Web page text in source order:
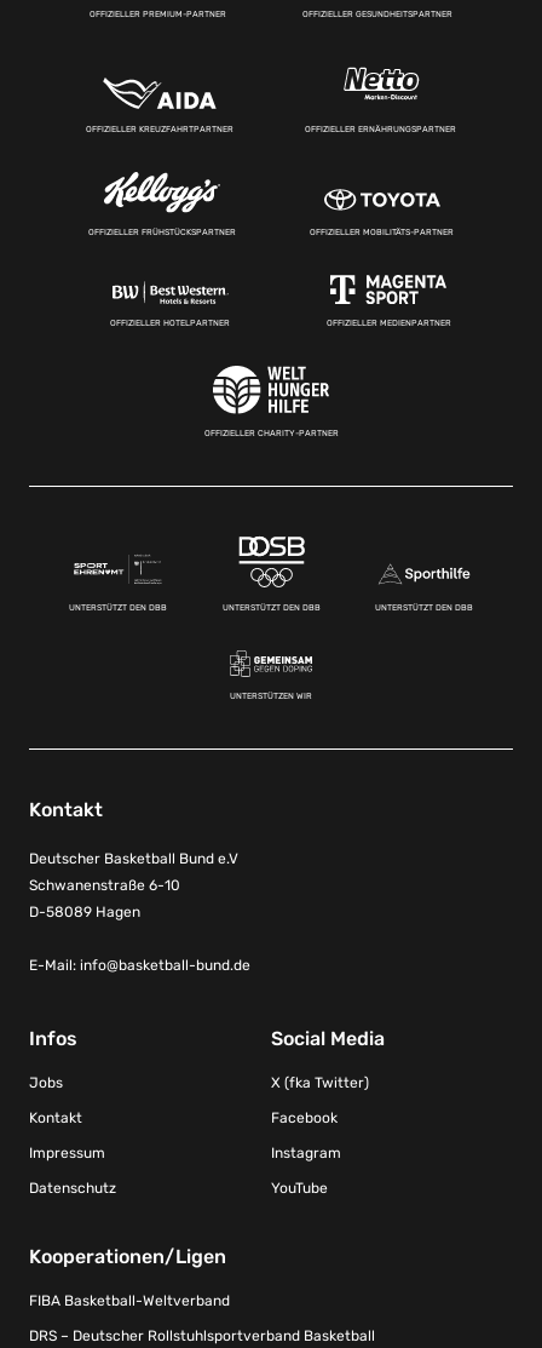
OFFIZIELLER PREMIUM-PARTNER OFFIZIELLER GESUNDHEITSPARTNER
OFFIZIELLER KREUZFAHRTPARTNER OFFIZIELLER ERNÄHRUNGSPARTNER
OFFIZIELLER FRÜHSTÜCKSPARTNER OFFIZIELLER MOBILITÄTS-PARTNER
OFFIZIELLER HOTELPARTNER OFFIZIELLER MEDIENPARTNER
OFFIZIELLER CHARITY-PARTNER
UNTERSTÜTZT DEN DBB UNTERSTÜTZT DEN DBB UNTERSTÜTZT DEN DBB
UNTERSTÜTZEN WIR
Kontakt
Deutscher Basketball Bund e.V
Schwanenstraße 6-10
D-58089 Hagen
E-Mail: info@basketball-bund.de
Infos
Jobs
Kontakt
Impressum
Datenschutz
Social Media
X (fka Twitter)
Facebook
Instagram
YouTube
Kooperationen/Ligen
FIBA Basketball-Weltverband
DRS – Deutscher Rollstuhlsportverband Basketball